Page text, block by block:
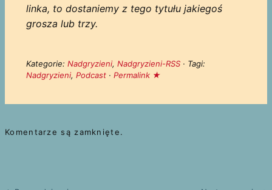
linka, to dostaniemy z tego tytułu jakiegoś
grosza lub trzy.
Kategorie: Nadgryzieni, Nadgryzieni-RSS· Tagi:
Nadgryzieni, Podcast· Permalink ★
Komentarze są zamknięte.